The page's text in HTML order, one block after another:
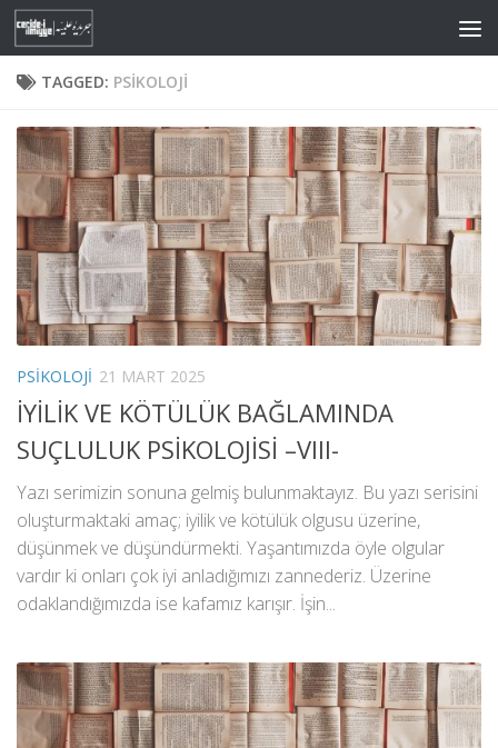
Skip to content
TAGGED: PSIKOLOJI
PSIKOLOJI 21 MART 2025
İYİLİK VE KÖTÜLÜK BAĞLAMINDA
SUÇLULUK PSİKOLOJİSİ –VIII-
Yazı serimizin sonuna gelmiş bulunmaktayız. Bu yazı serisini
oluşturmaktaki amaç; iyilik ve kötülük olgusu üzerine,
düşünmek ve düşündürmekti. Yaşantımızda öyle olgular
vardır ki onları çok iyi anladığımızı zannederiz. Üzerine
odaklandığımızda ise kafamız karışır. İşin...